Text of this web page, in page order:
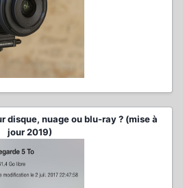
disque, nuage ou blu-ray ? (mise à
jour 2019)